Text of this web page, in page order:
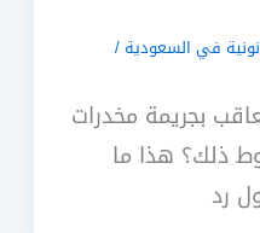
في السعودية /
بجريمة مخدرات
ذلك؟ هذا ما
رد